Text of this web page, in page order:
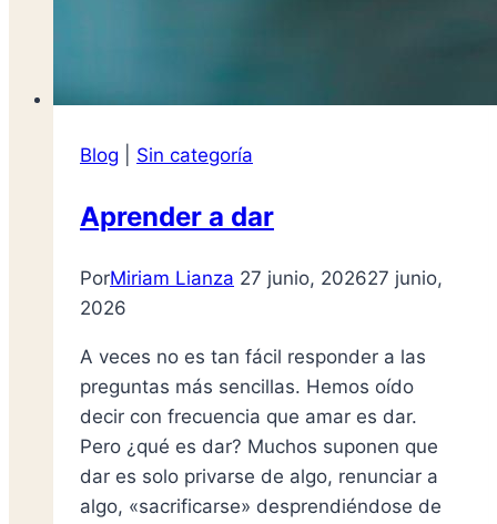
Blog Sin categoría
Aprender a dar
PorMiriam Lianza 27 junio, 202627 junio,
2026
A veces no es tan fácil responder a las
preguntas más sencillas. Hemos oído
decir con frecuencia que amar es dar.
Pero ¿qué es dar? Muchos suponen que
dar es solo privarse de algo, renunciar a
algo, «sacrificarse» desprendiéndose de